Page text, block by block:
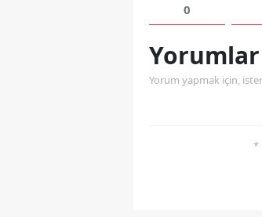
0
Yorumlar
Yorum yapmak için,
*